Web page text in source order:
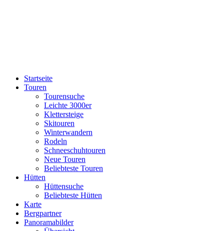
Startseite
Touren
Tourensuche
Leichte 3000er
Klettersteige
Skitouren
Winterwandern
Rodeln
Schneeschuhtouren
Neue Touren
Beliebteste Touren
Hütten
Hüttensuche
Beliebteste Hütten
Karte
Bergpartner
Panoramabilder